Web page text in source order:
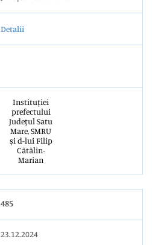
Detalii
Instituției
prefectului
Județul Satu
Mare, SMRU
și d-lui Filip
Cătălin-
Marian
485
23.12.2024